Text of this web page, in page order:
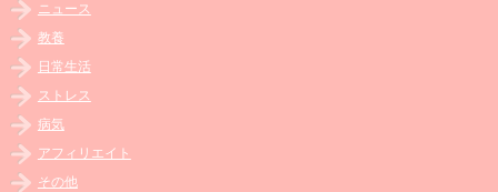
ニュース
教養
日常生活
ストレス
病気
アフィリエイト
その他